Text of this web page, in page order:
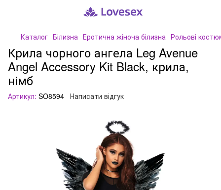
Каталог Білизна Еротична жіноча білизна Рольові
Крила чорного ангела Leg Avenue
Angel Accessory Kit Black, крила,
німб
Артикул: SO8594 Написати відгук